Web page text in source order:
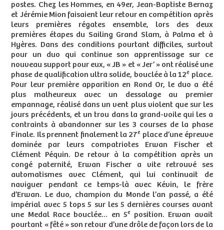
postes. Chez les Hommes, en 49er, Jean-Baptiste Bernaz
et Jérémie Mion faisaient leur retour en compétition après
leurs premières régates ensemble, lors des deux
premières étapes du Sailing Grand Slam, à Palma et à
Hyères. Dans des conditions pourtant difficiles, surtout
pour un duo qui continue son apprentissage sur ce
nouveau support pour eux, « JB » et « Jer’ » ont réalisé une
phase de qualification ultra solide, bouclée à la 12e place.
Pour leur première apparition en Rond Or, le duo a été
plus malheureux avec un dessalage au premier
empannage, réalisé dans un vent plus violent que sur les
jours précédents, et un trou dans la grand-voile qui les a
contraints à abandonner sur les 3 courses de la phase
Finale. Ils prennent finalement la 27e place d’une épreuve
dominée par leurs compatriotes Erwan Fischer et
Clément Péquin. De retour à la compétition après un
congé paternité, Erwan Fischer a vite retrouvé ses
automatismes avec Clément, qui lui continuait de
naviguer pendant ce temps-là avec Kévin, le frère
d’Erwan. Le duo, champion du Monde l’an passé, a été
impérial avec 5 tops 5 sur les 5 dernières courses avant
une Medal Race bouclée… en 5e
position. Erwan avait
pourtant « fêté » son retour d’une drôle de façon lors de la